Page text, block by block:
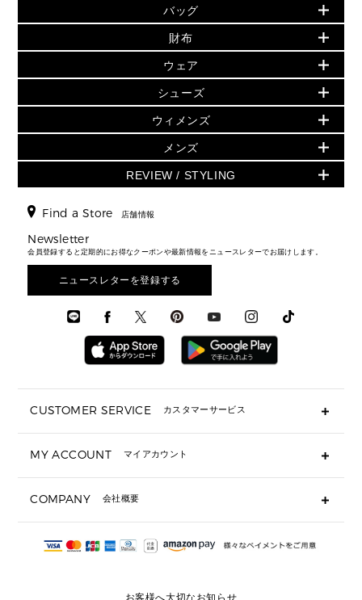
バッグ
小物
シューズ・靴
ウェア
アクセサリー
時計
▶ メンズ
バッグ
ウェア
アクセサリー
再値下げアイテム
追加アイテム
▶ ウィメンズすべて(ウェア・シューズ除く)
バッグ
財布・小物
ウェア
シューズ
時計・ジュエリー
アクセサリー
メンズ バッグ
メンズ 財布・小物
メンズ シューズ
メンズ ウェア
メンズ 時計・その他
夏のスタイル
▶ すべて
▶ ウィメンズすべて
財布・小物
アクセサリー
フレグランス
シューズ
▶ メンズすべて
メンズ財布・小物
メンズアクセサリー
メンズウェア
バッグ
人気の定番アイテム
日本限定 - バッグ
▶ ウィメンズすべて
トートバッグ
ショルダーバッグ
クロスボディ・斜め掛け
トラベル
3 IN 1 / 2 IN 1 バッグ
▶ メンズすべて
財布
日本限定 - 財布・小物
▶ ウィメンズすべて
GREENWICH
折り財布(二つ折り・三つ折り)
長財布
▶ メンズすべて
ウェア
▶ ウィメンズすべて
トップス
スカート・パンツ
ジャケット・アウター
▶ メンズすべて
シューズ
▶ ウィメンズすべて
サンダル
スニーカー
▶ メンズすべて
ウィメンズ
人気の定番アイテム
▶ ウィメンズすべて
▶ バッグすべて
通勤・通学アイテム
3 IN 1 バッグ
ミニ財布・フラグメントケース
▶ 小物すべて
定期ケース・カードケース・名刺入れ
サンダル
スニーカー
▶ ウェア
メンズ
▶ メンズすべて
財布・小物
時計・ジュエリー
アクセサリー
REVIEW / STYLING
エディターレビュー
Find a Store 店舗情報
Newsletter
会員登録すると定期的にお得なクーポンや最新情報をニュースレターでお届けします。
ニュースレターを登録する
CUSTOMER SERVICE カスタマーサービス
ギフト用にラッピングができますか？
ショッピングバッグを購入商品分送ってもらえますか？
注文後に完了メールが受信できないのですが？
サイズ交換はできますか？
MY ACCOUNT マイアカウント
COMPANY 会社概要
会社概要
お客様へ大切なお知らせ